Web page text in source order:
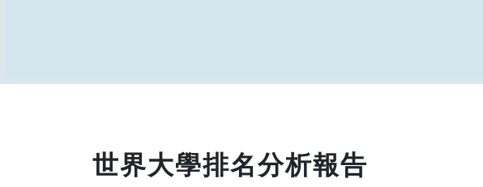
世界大學排名分析報告